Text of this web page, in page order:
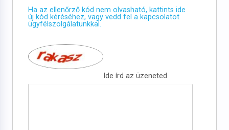
Ha az ellenőrző kód nem olvasható, kattints ide
új kód kéréséhez, vagy vedd fel a kapcsolatot
ügyfélszolgálatunkkal.
Ide írd az üzeneted